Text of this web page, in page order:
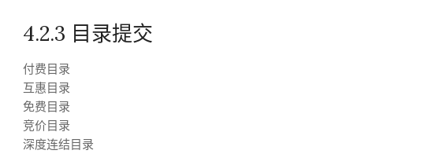
4.2.3 目录提交
付费目录
互惠目录
免费目录
竞价目录
深度连结目录